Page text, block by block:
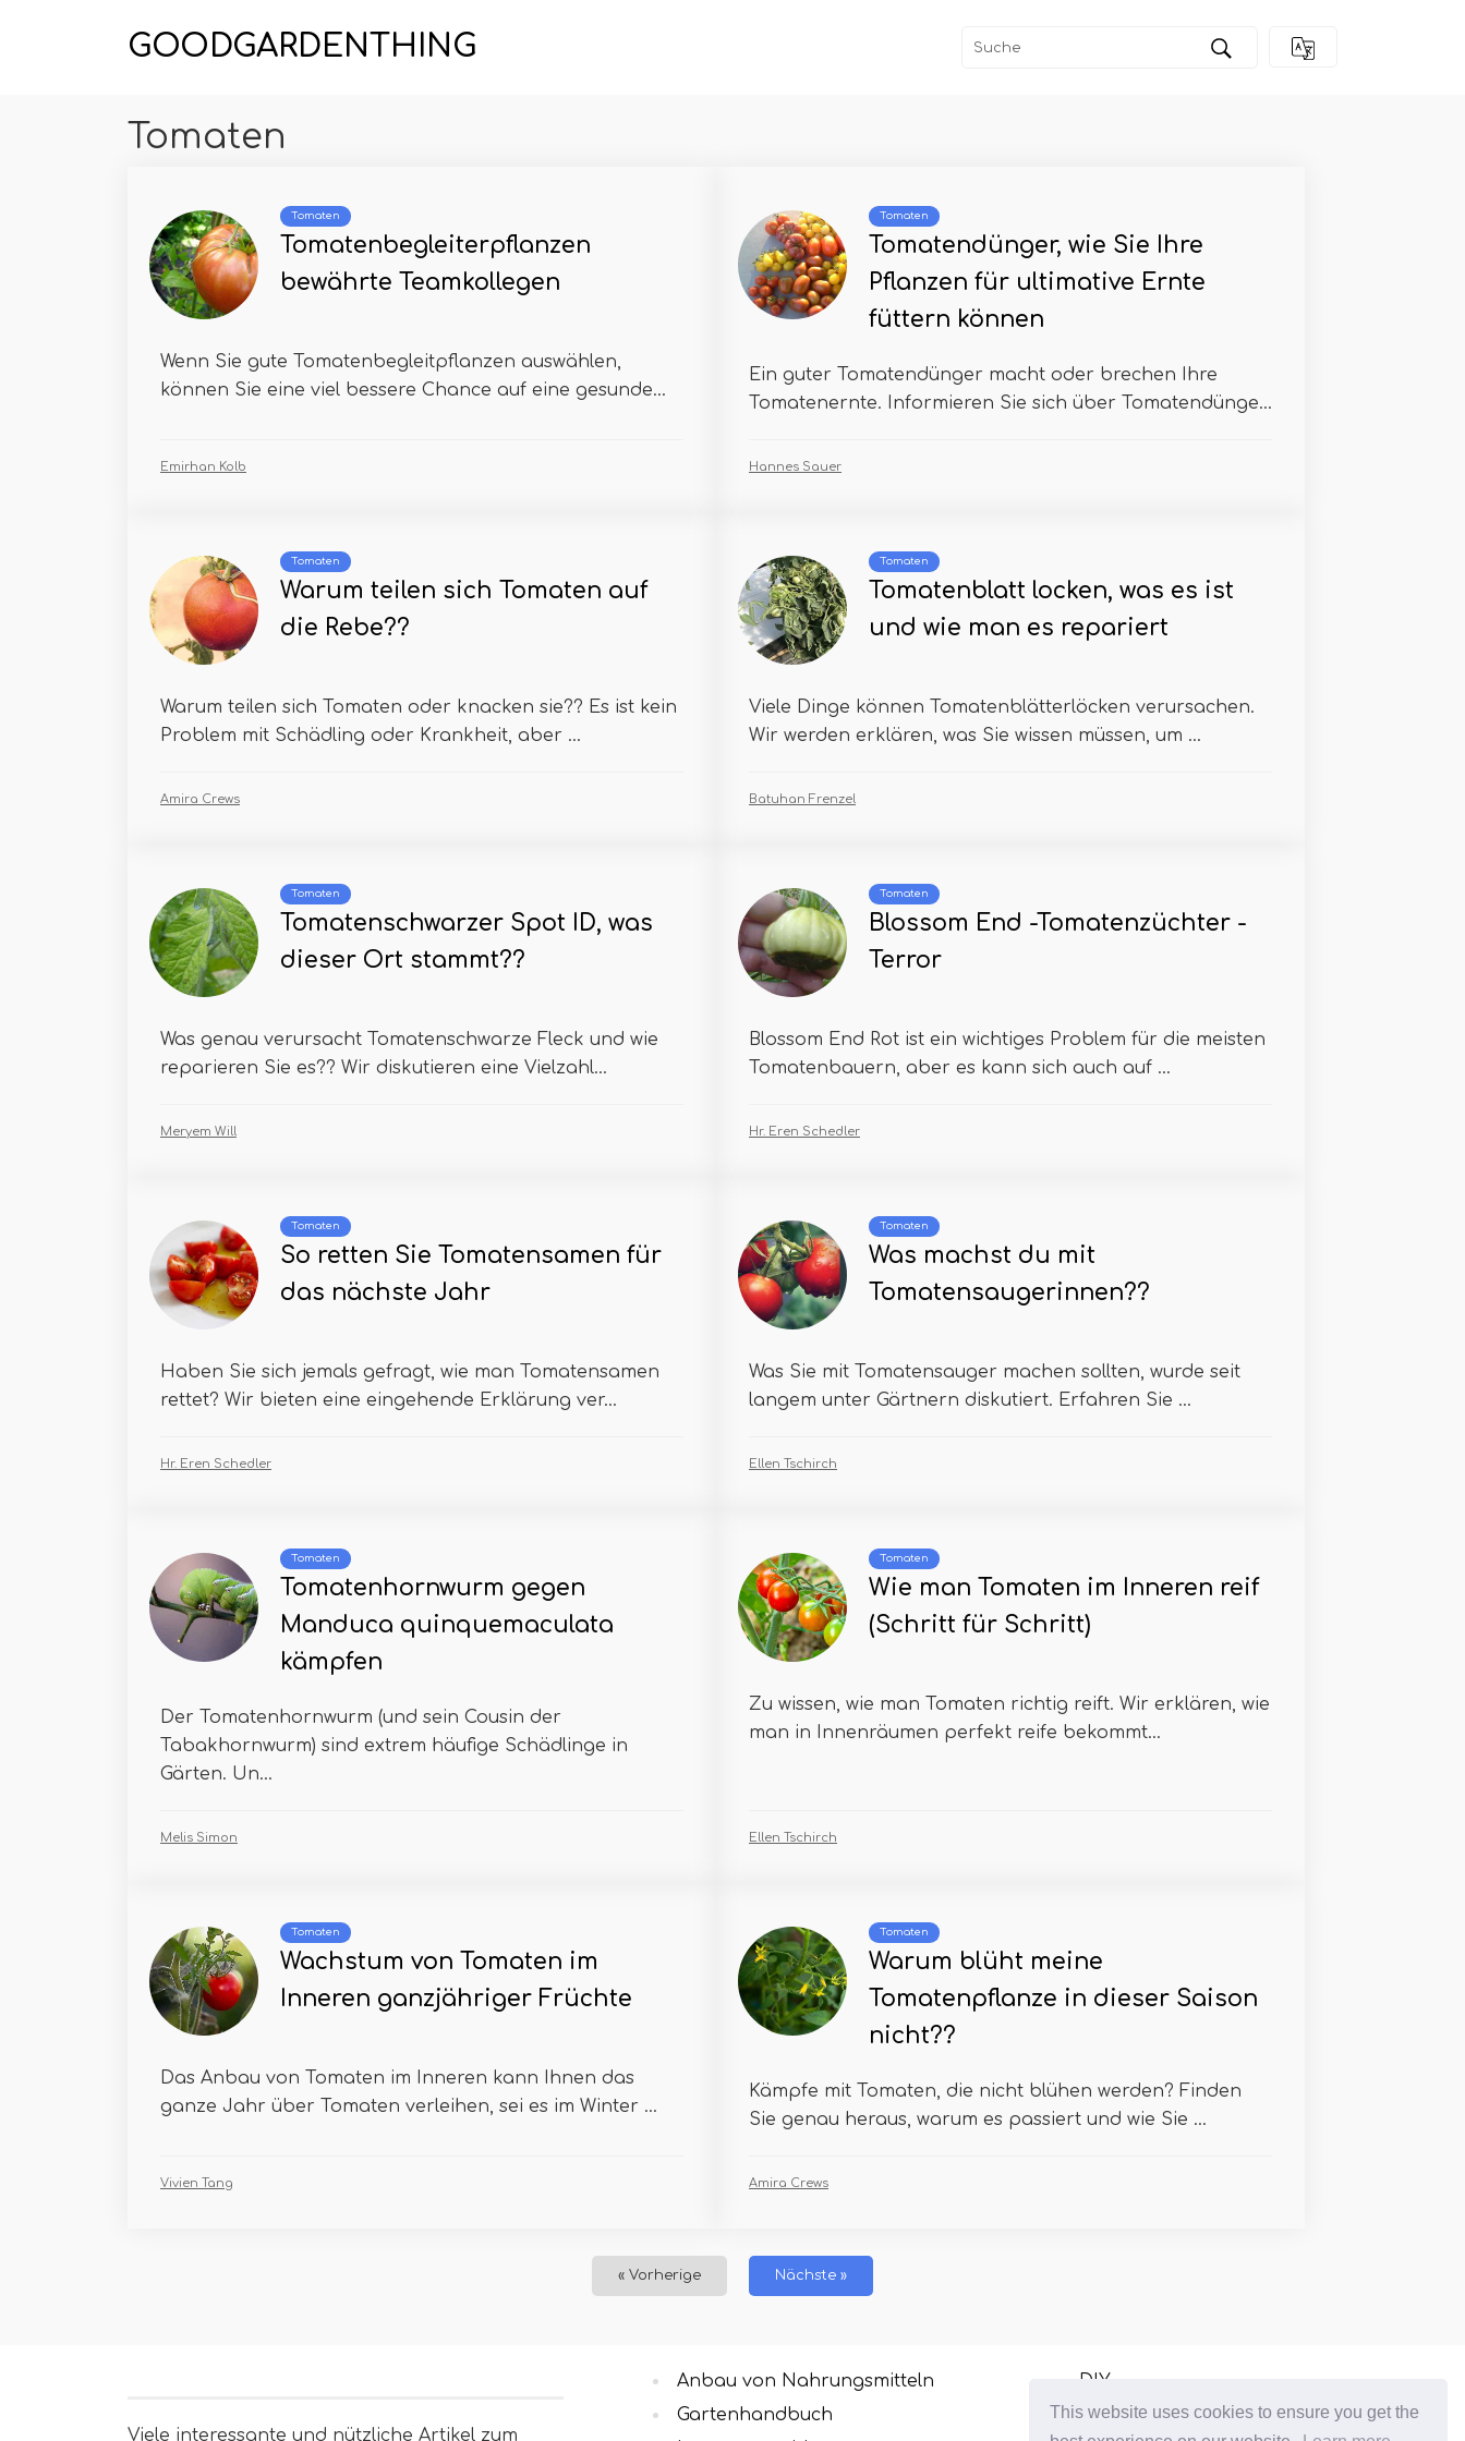
This website uses cookies to ensure you get the
GOODGARDENTHING
Tomaten
Tomaten
Tomatenbegleiterpflanzen
bewährte Teamkollegen
Wenn Sie gute Tomatenbegleitpflanzen auswählen,
können Sie eine viel bessere Chance auf eine gesunde...
Emirhan Kolb
Tomaten
Tomatendünger, wie Sie Ihre
Pflanzen für ultimative Ernte
füttern können
Ein guter Tomatendünger macht oder brechen Ihre
Tomatenernte. Informieren Sie sich über Tomatendünge...
Hannes Sauer
Tomaten
Warum teilen sich Tomaten auf
die Rebe??
Warum teilen sich Tomaten oder knacken sie?? Es ist kein
Problem mit Schädling oder Krankheit, aber ...
Amira Crews
Tomaten
Tomatenblatt locken, was es ist
und wie man es repariert
Viele Dinge können Tomatenblätterlöcken verursachen.
Wir werden erklären, was Sie wissen müssen, um ...
Batuhan Frenzel
Tomaten
Tomatenschwarzer Spot ID, was
dieser Ort stammt??
Was genau verursacht Tomatenschwarze Fleck und wie
reparieren Sie es?? Wir diskutieren eine Vielzahl...
Meryem Will
Tomaten
Blossom End -Tomatenzüchter -
Terror
Blossom End Rot ist ein wichtiges Problem für die meisten
Tomatenbauern, aber es kann sich auch auf ...
Hr. Eren Schedler
Tomaten
So retten Sie Tomatensamen für
das nächste Jahr
Haben Sie sich jemals gefragt, wie man Tomatensamen
rettet? Wir bieten eine eingehende Erklärung ver...
Hr. Eren Schedler
Tomaten
Was machst du mit
Tomatensaugerinnen??
Was Sie mit Tomatensauger machen sollten, wurde seit
langem unter Gärtnern diskutiert. Erfahren Sie ...
Ellen Tschirch
Tomaten
Tomatenhornwurm gegen
Manduca quinquemaculata
kämpfen
Der Tomatenhornwurm (und sein Cousin der
Tabakhornwurm) sind extrem häufige Schädlinge in
Gärten. Un...
Melis Simon
Tomaten
Wie man Tomaten im Inneren reif
(Schritt für Schritt)
Zu wissen, wie man Tomaten richtig reift. Wir erklären, wie
man in Innenräumen perfekt reife bekommt...
Ellen Tschirch
Tomaten
Wachstum von Tomaten im
Inneren ganzjähriger Früchte
Das Anbau von Tomaten im Inneren kann Ihnen das
ganze Jahr über Tomaten verleihen, sei es im Winter ...
Vivien Tang
Tomaten
Warum blüht meine
Tomatenpflanze in dieser Saison
nicht??
Kämpfe mit Tomaten, die nicht blühen werden? Finden
Sie genau heraus, warum es passiert und wie Sie ...
Amira Crews
« Vorherige Nächste »
Viele interessante und nützliche Artikel zum
Anbau von Nahrungsmitteln
Gartenhandbuch
DIY
Wachsende Zimmerpflanzen